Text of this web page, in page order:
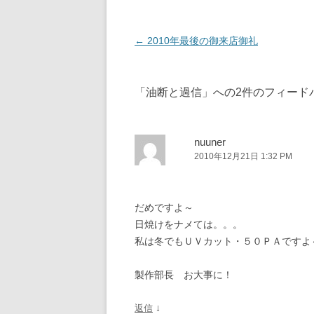
投
シ
← 2010年最後の御来店御礼
「 油断と過信 」への2件のフィード
nuuner
2010年12月21日 1:32 PM
だめですよ～
日焼けをナメては。。。
私は冬でもＵＶカット・５０ＰＡですよ
製作部長 お大事に！
返信 ↓